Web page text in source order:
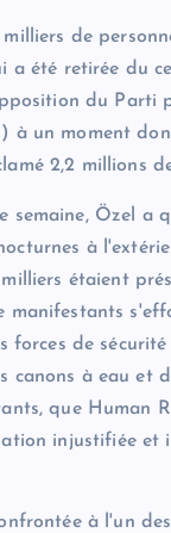
milliers de
a été retirée du
du Parti
à un moment
2,2 millions
semaine, Özel a
à
étaient
manifestants
forces de
canons à eau et
que Human
injustifiée et
à l'un